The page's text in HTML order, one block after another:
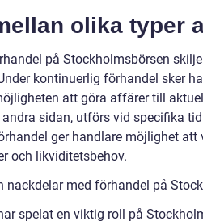
olika typer
på Stockholmsbörsen
kontinuerlig förhandel sker
att göra affärer till
sidan, utförs vid specifika
ger handlare möjlighet
och likviditetsbehov.
nackdelar med förhandel på
spelat en viktig roll på